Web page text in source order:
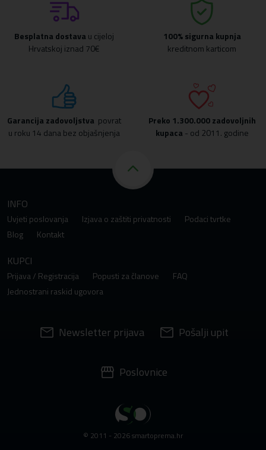
Besplatna dostava u cijeloj
Hrvatskoj iznad 70€
100% sigurna kupnja
kreditnom karticom
Garancija zadovoljstva povrat
u roku 14 dana bez objašnjenja
Preko 1.300.000 zadovoljnih
kupaca - od 2011. godine
INFO
Uvjeti poslovanja Izjava o zaštiti privatnosti
Podaci tvrtke
Blog
Kontakt
KUPCI
Prijava / Registracija Popusti za članove
FAQ
Jednostrani raskid ugovora
Newsletter prijava Pošalji upit
Poslovnice
© 2011 - 2026 smartoprema.hr